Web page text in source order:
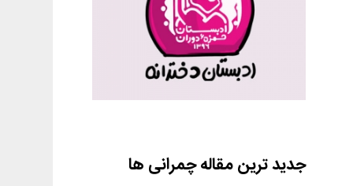
جدید ترین مقاله چمرانی ها